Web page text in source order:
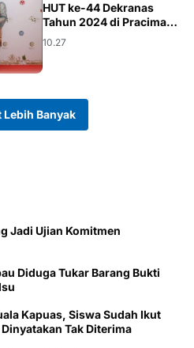
HUT ke-44 Dekranas
Tahun 2024 di Pracima
Tuin Mangkunegaran
10.27
Lebih Banyak
Jadi Ujian Komitmen
Diduga Tukar Barang Bukti
Kapuas, Siswa Sudah Ikut
Tak Diterima